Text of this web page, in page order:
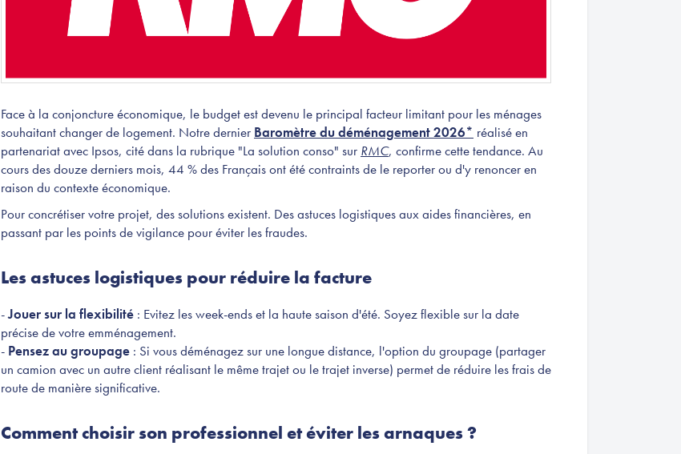
Face à la conjoncture économique, le budget est devenu le principal facteur limitant pour les ménages
souhaitant changer de logement. Notre dernier Baromètre du déménagement 2026* réalisé en
partenariat avec Ipsos, cité dans la rubrique "La solution conso" sur RMC, confirme cette tendance. Au
cours des douze derniers mois, 44 % des Français ont été contraints de le reporter ou d'y renoncer en
raison du contexte économique.
Pour concrétiser votre projet, des solutions existent. Des astuces logistiques aux aides financières, en
passant par les points de vigilance pour éviter les fraudes.
Les astuces logistiques pour réduire la facture
-Jouer sur la flexibilité : Evitez les week-ends et la haute saison d'été. Soyez flexible sur la date
précise de votre emménagement.
- Pensez au groupage : Si vous déménagez sur une longue distance, l'option du groupage (partager
un camion avec un autre client réalisant le même trajet ou le trajet inverse) permet de réduire les frais de
route de manière significative.
Comment choisir son professionnel et éviter les arnaques ?